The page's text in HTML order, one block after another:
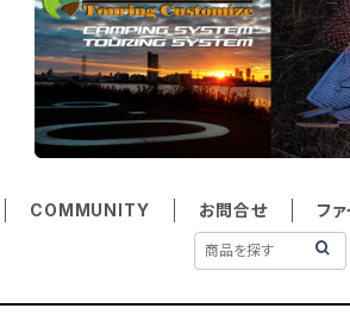
COMMUNITY お問合せ フ